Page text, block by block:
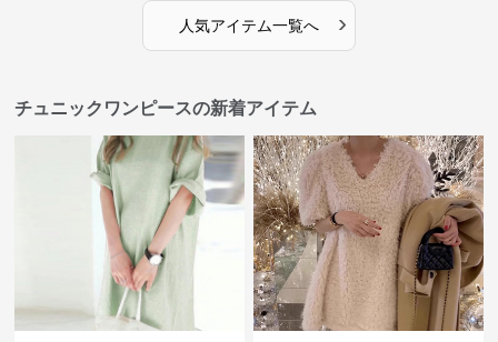
人気アイテム一覧へ ›
チュニックワンピースの新着アイテム